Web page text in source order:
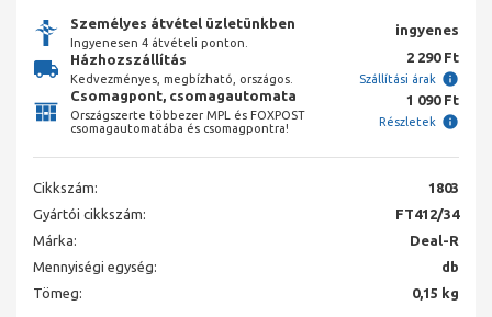
Személyes átvétel üzletünkben
Ingyenesen 4 átvételi ponton.
ingyenes
Házhozszállítás
Kedvezményes, megbízható, országos.
2 290 Ft
Szállítási árak
Csomagpont, csomagautomata
Országszerte többezer MPL és FOXPOST
csomagautomatába és csomagpontra!
1 090 Ft
Részletek
Cikkszám:
1803
Gyártói cikkszám:
FT412/34
Márka:
Deal-R
Mennyiségi egység:
db
Tömeg:
0,15 kg